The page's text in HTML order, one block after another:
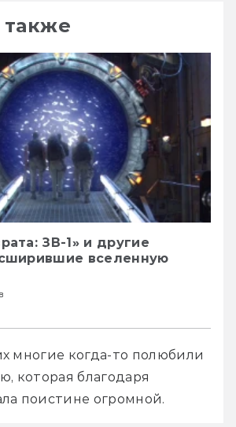
также
ЗВ-1» и другие
вселенную
многие когда-то полюбили
которая благодаря
поистине огромной.